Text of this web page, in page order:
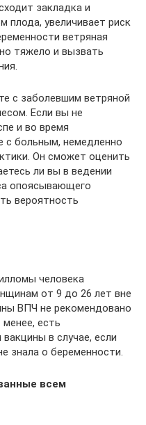
закладка и
плода, увеличивает риск
ветряная
тяжело и вызвать
с заболевшим ветряной
Если вы не
и во время
с больным, немедленно
Он сможет оценить
ли вы в ведении
опоясывающего
вероятность
человека
от 9 до 26 лет вне
ВПЧ не рекомендовано
есть
в случае, если
знала о беременности.
всем